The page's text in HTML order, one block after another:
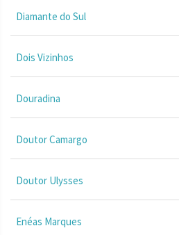
Diamante do Sul
Dois Vizinhos
Douradina
Doutor Camargo
Doutor Ulysses
Enéas Marques